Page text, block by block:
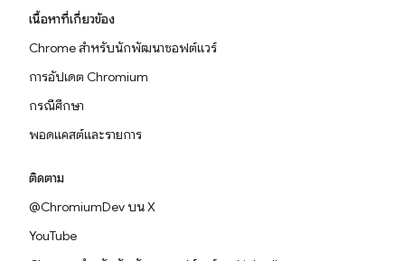
เนื้อหาที่เกี่ยวข้อง
Chrome สำหรับนักพัฒนาซอฟต์แวร์
การอัปเดต Chromium
กรณีศึกษา
พอดแคสต์และรายการ
ติดตาม
@ChromiumDev บน X
YouTube